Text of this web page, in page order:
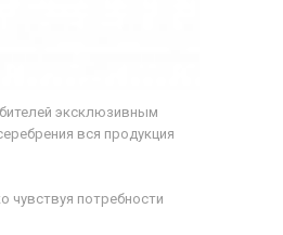
эксклюзивным
вся продукция
чувствуя потребности